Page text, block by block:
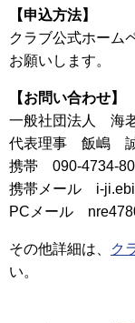
【申込方法】
クラブ公式ホーム
お願いします。
【お問い合わせ】
一般社団法人 海
代表理事 飯嶋
携帯 090-4734-
携帯メール i-
PCメール
その他詳細は、 ク
い。